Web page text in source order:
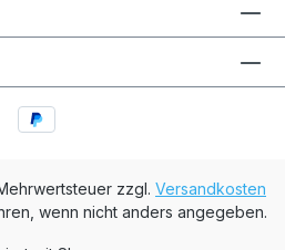
zzgl. Versandkosten
wenn nicht anders angegeben.